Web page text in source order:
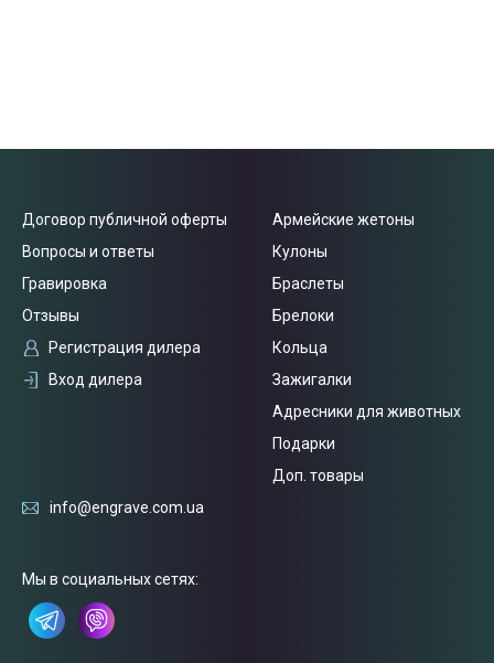
Договор публичной оферты
Вопросы и ответы
Гравировка
Отзывы
Регистрация дилера
Вход дилера
Армейские жетоны
Кулоны
Браслеты
Брелоки
Кольца
Зажигалки
Адресники для животных
Подарки
Доп. товары
info@engrave.com.ua
Мы в социальных сетях: